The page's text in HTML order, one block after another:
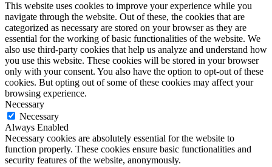
This website uses cookies to improve your experience while you
navigate through the website. Out of these, the cookies that are
categorized as necessary are stored on your browser as they are
essential for the working of basic functionalities of the website. We
also use third-party cookies that help us analyze and understand how
you use this website. These cookies will be stored in your browser
only with your consent. You also have the option to opt-out of these
cookies. But opting out of some of these cookies may affect your
browsing experience.
Necessary
Necessary
Always Enabled
Necessary cookies are absolutely essential for the website to
function properly. These cookies ensure basic functionalities and
security features of the website, anonymously.